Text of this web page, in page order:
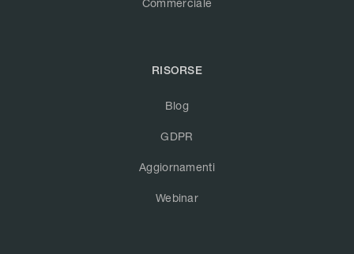
Commerciale
RISORSE
Blog
GDPR
Aggiornamenti
Webinar